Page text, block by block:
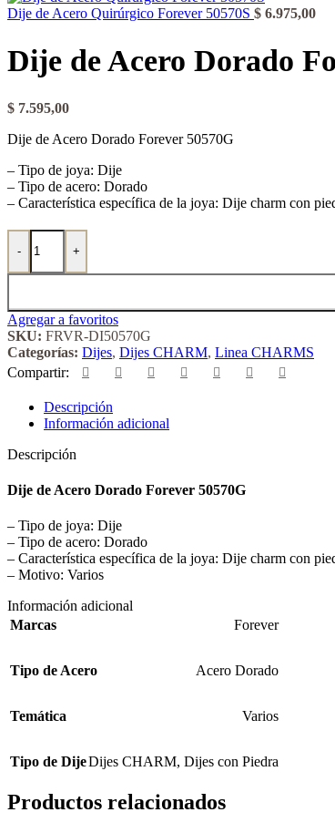
Dije de Acero Quirúrgico Forever 50570S $ 6.975,00
Dije de Acero Dorado
$ 7.595,00
Dije de Acero Dorado Forever 50570G
– Tipo de joya: Dije
– Tipo de acero: Dorado
– Característica específica de la joya: Dije charm con
-
Dije de Acero Dorado Forever 50570G cantidad
+
Agregar a favoritos
SKU: FRVR-DI50570G
Categorías: Dijes, Dijes CHARM, Linea CHARMS
Compartir:
Descripción
Información adicional
Descripción
Dije de Acero Dorado Forever 50570G
– Tipo de joya: Dije
– Tipo de acero: Dorado
– Característica específica de la joya: Dije charm con
– Motivo: Varios
Información adicional
Marcas
Forever
Tipo de Acero Acero Dorado
Temática Varios
Tipo de DijeDijes CHARM, Dijes con Piedra
Productos relacionados